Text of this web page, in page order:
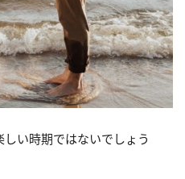
い時期ではないでしょう